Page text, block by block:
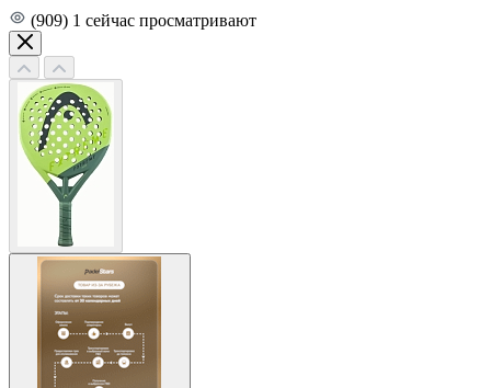
(909) 1 сейчас просматривают